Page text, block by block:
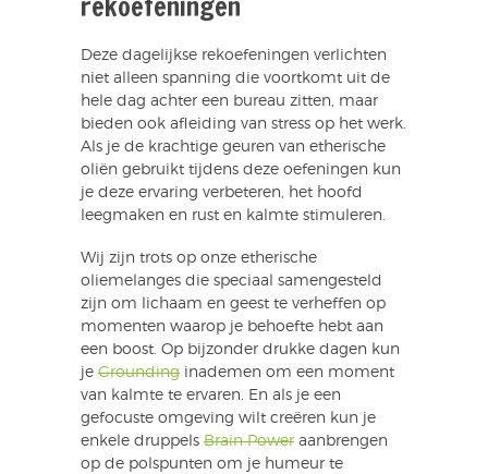
Deze dagelijkse rekoefeningen verlichten
niet alleen spanning die voortkomt uit de
hele dag achter een bureau zitten, maar
bieden ook afleiding van stress op het werk.
Als je de krachtige geuren van etherische
oliën gebruikt tijdens deze oefeningen kun
je deze ervaring verbeteren, het hoofd
leegmaken en rust en kalmte stimuleren.
Wij zijn trots op onze etherische
oliemelanges die speciaal samengesteld
zijn om lichaam en geest te verheffen op
momenten waarop je behoefte hebt aan
een boost. Op bijzonder drukke dagen kun
je Grounding inademen om een moment
van kalmte te ervaren. En als je een
gefocuste omgeving wilt creëren kun je
enkele druppels Brain Power aanbrengen
op de polspunten om je humeur te